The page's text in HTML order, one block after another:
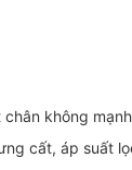
không
cất, áp suất